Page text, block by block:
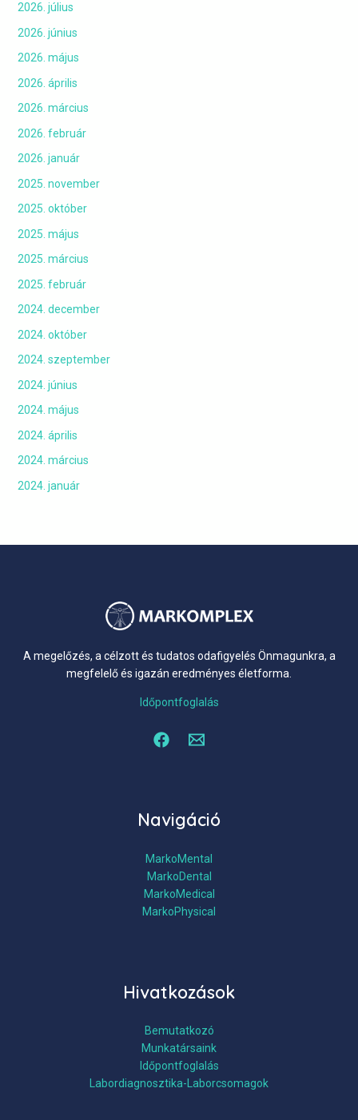
2026. július
2026. június
2026. május
2026. április
2026. március
2026. február
2026. január
2025. november
2025. október
2025. május
2025. március
2025. február
2024. december
2024. október
2024. szeptember
2024. június
2024. május
2024. április
2024. március
2024. január
A megelőzés, a célzott és tudatos odafigyelés Önmagunkra, a
megfelelő és igazán eredményes életforma.
Időpontfoglalás
Navigáció
MarkoMental
MarkoDental
MarkoMedical
MarkoPhysical
Hivatkozások
Bemutatkozó
Munkatársaink
Időpontfoglalás
Labordiagnosztika-Laborcsomagok